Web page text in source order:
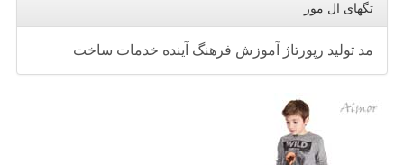
تگهای ال مور
مد تولید رپورتاژ آموزش فرهنگ آینده خدمات ساخت